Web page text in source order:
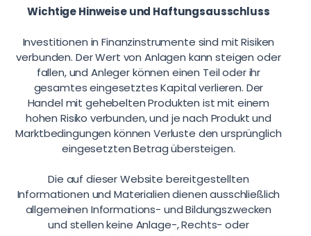
Wichtige Hinweise und Haftungsausschluss
Investitionen in Finanzinstrumente sind mit Risiken
verbunden. Der Wert von Anlagen kann steigen oder
fallen, und Anleger können einen Teil oder ihr
gesamtes eingesetztes Kapital verlieren. Der
Handel mit gehebelten Produkten ist mit einem
hohen Risiko verbunden, und je nach Produkt und
Marktbedingungen können Verluste den ursprünglich
eingesetzten Betrag übersteigen.
Die auf dieser Website bereitgestellten
Informationen und Materialien dienen ausschließlich
allgemeinen Informations- und Bildungszwecken
und stellen keine Anlage-, Rechts- oder